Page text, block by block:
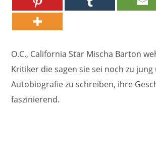
O.C., California Star Mischa Barton
Kritiker die sagen sie sei noch zu jung
Autobiografie zu schreiben, ihre
faszinierend.